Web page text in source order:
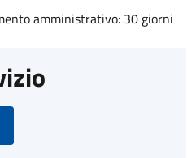
amministrativo: 30 giorni